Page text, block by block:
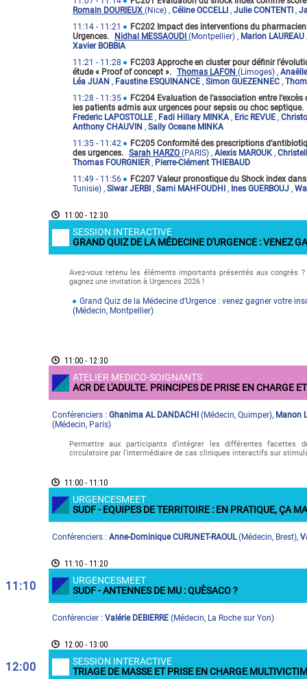
Romain DOURIEUX (Nice) , Céline OCCELLI , Julie CONTENTI ,
11:14 - 11:21
FC202 Impact des interventions du
Urgences.
Nidhal MESSAOUDI (Montpellier) , Marion LAUREAU
Xavier BOBBIA
11:21 - 11:28
FC203 Approche en cluster pour définir
étude « Proof of concept ». Thomas LAFON (Limoges) ,
Léa JUAN , Faustine ESQUINANCE , Simon GUEZENNEC ,
11:28 - 11:35
FC204 Evaluation de l’association entre
les patients admis aux urgences pour sepsis ou choc septique.
Frederic LAPOSTOLLE , Fadi Hillary MINKA, Eric REVUE ,
Anthony CHAUVIN , Sally Oceane MINKA
11:35 - 11:42
FC205 Conformité des prescriptions
des urgences. Sarah HARZO (PARIS) , Alexis MAROUK ,
Thomas FOURGNIER, Pierre-Clément THIEBAUD
11:49 - 11:56
FC207 Valeur pronostique du Shock index
Tunisie) , Siwar JERBI , Sami MAHFOUDHI , Ines GUERBOUJ ,
11:00 - 12:30
SESSION INTERACTIVE
GRAND QUIZ DE LA MÉDECINE D'URGENCE : VENEZ
Avez-vous retenu les éléments importants présentés aux congrès
gagnez une invitation à Urgences 2026 !
Grand Quiz de la Médecine d'Urgence : venez gagner votre
(Médecin, Montpellier)
11:00 - 12:30
ATELIER MEDICO-SOIGNANTS
ACR DE L'ADULTE. PRINCIPES DE PRISE EN CHARGE
Conférenciers : Ghanima AL DANDACHI (Médecin, Quimper), Manon
(Médecin, Paris)
Permettre aux participants d’intégrer les différentes facettes
circulatoire par l’intermédiaire de cas cliniques interactifs sur
11:00 - 11:10
URGENCESMEET
SUDF - EQUIPES DE TERRITOIRE : EN PRATIQUE, ÇA
Conférenciers : Anne-Dominique CURUNET-RAOUL(Médecin, Brest),
11:10
11:10 - 11:20
URGENCESMEET
SUDF - ANTENNES DE MU : QUÈSACO ?
Conférencier : Valérie DEBIERRE (Médecin, La Roche sur Yon)
12:00
12:00 - 13:00
SESSION INTERACTIVE
TRIAGE DE MASSE ET PRISE EN CHARGE